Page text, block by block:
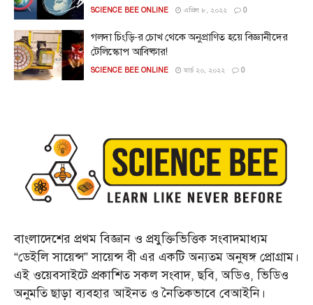
SCIENCE BEE ONLINE এপ্রিল ৮, ২০২২ 0
গলদা চিংড়ি-র চোখ থেকে অনুপ্রাণিত হয়ে বিজ্ঞানীদের
টেলিস্কোপ আবিষ্কার!
SCIENCE BEE ONLINE মার্চ ২০, ২০২২ 0
বাংলাদেশের প্রথম বিজ্ঞান ও প্রযুক্তিভিত্তিক সংবাদমাধ্যম
“ডেইলি সায়েন্স” সায়েন্স বী এর একটি অন্যতম অনুষঙ্গ প্রোগ্রাম।
এই ওয়েবসাইটে প্রকাশিত সকল সংবাদ, ছবি, অডিও, ভিডিও
অনুমতি ছাড়া ব্যবহার আইনত ও নৈতিকভাবে বেআইনি।